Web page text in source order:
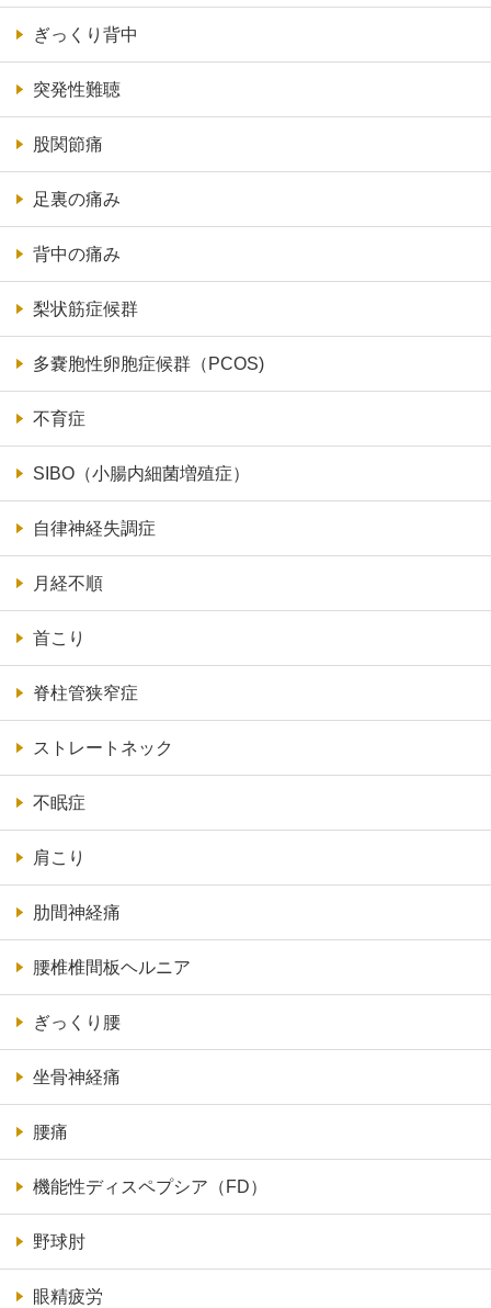
ぎっくり背中
突発性難聴
股関節痛
足裏の痛み
背中の痛み
梨状筋症候群
多嚢胞性卵胞症候群（PCOS)
不育症
SIBO（小腸内細菌増殖症）
自律神経失調症
月経不順
首こり
脊柱管狭窄症
ストレートネック
不眠症
肩こり
肋間神経痛
腰椎椎間板ヘルニア
ぎっくり腰
坐骨神経痛
腰痛
機能性ディスペプシア（FD）
野球肘
眼精疲労